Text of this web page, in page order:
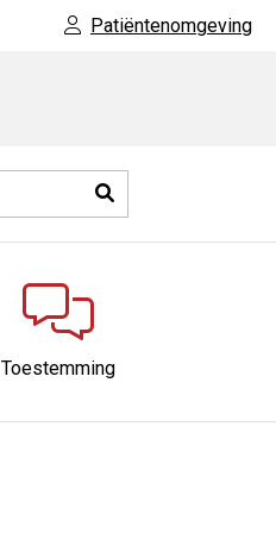
Patiëntenomgeving
Zoeken
Toestemming